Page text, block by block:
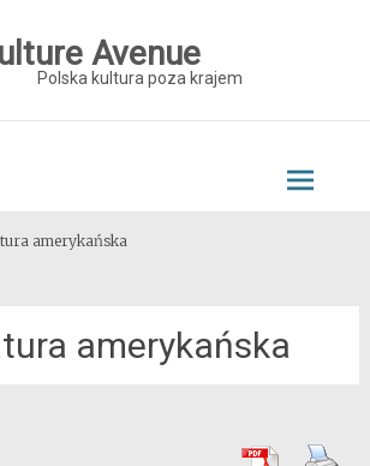
Avenue
Polska kultura poza krajem
amerykańska
amerykańska